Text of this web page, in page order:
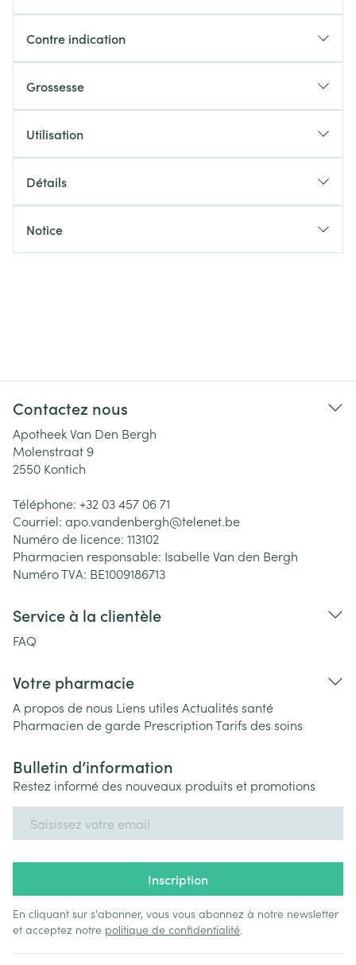
Contre indication
Grossesse
Utilisation
Détails
Notice
Contactez nous
Apotheek Van Den Bergh
Molenstraat 9
2550 Kontich
Téléphone: +32 03 457 06 71
Courriel: apo.vandenbergh@telenet.be
Numéro de licence: 113102
Pharmacien responsable: Isabelle Van den Bergh
Numéro TVA: BE1009186713
Service à la clientèle
FAQ
Votre pharmacie
A propos de nous Liens utiles Actualités santé
Pharmacien de garde PrescriptionTarifs des soins
Bulletin d’information
Restez informé des nouveaux produits et promotions
Inscription
En cliquant sur s'abonner, vous vous abonnez à notre newsletter
et acceptez notre politique de confidentialité.